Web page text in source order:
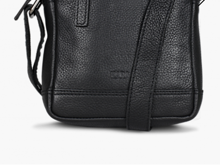
Kufry -21 % Prodejny Služby
Kara klub
Dárkové poukazy
Extra výhodné
Slevy
Bundy a kabáty -50 %
Česky Slovensky